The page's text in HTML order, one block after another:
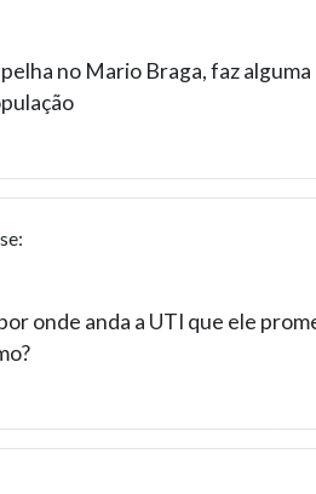
no Mario Braga, faz alguma
onde anda a UTI que ele